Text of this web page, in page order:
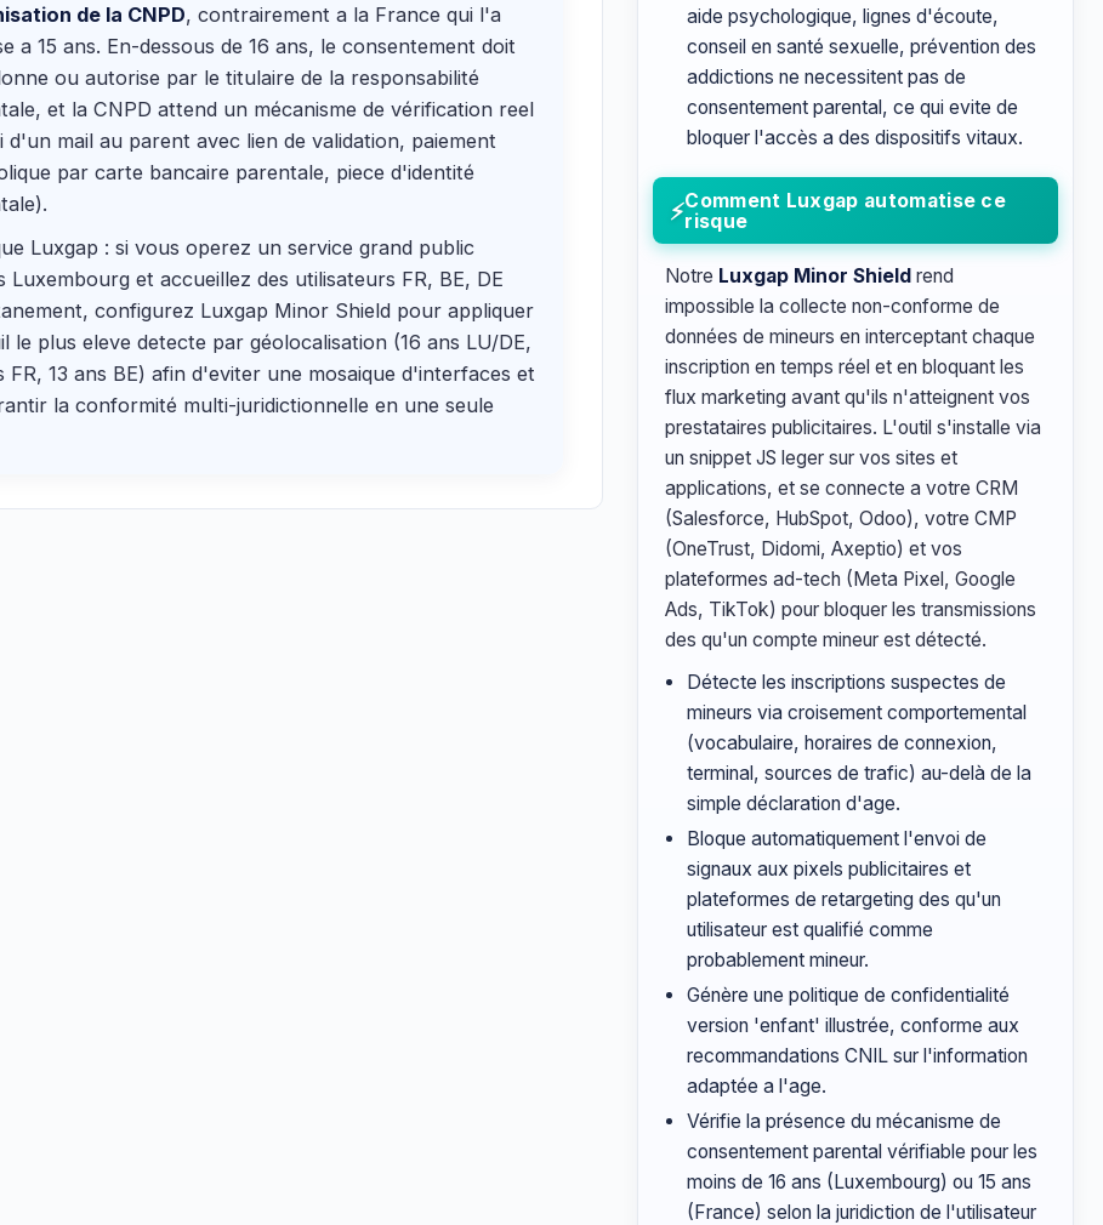
de la CNPD, contrairement a la France qui l'a
a 15 ans. En-dessous de 16 ans, le consentement doit
ou autorise par le titulaire de la responsabilité
et la CNPD attend un mécanisme de vérification reel
d'un mail au parent avec lien de validation, paiement
par carte bancaire parentale, piece d'identité
Luxgap : si vous operez un service grand public
Luxembourg et accueillez des utilisateurs FR, BE, DE
configurez Luxgap Minor Shield pour appliquer
le plus eleve detecte par géolocalisation (16 ans LU/DE,
FR, 13 ans BE) afin d'eviter une mosaique d'interfaces et
la conformité multi-juridictionnelle en une seule
aide psychologique, lignes d'écoute,
conseil en santé sexuelle, prévention des
addictions ne necessitent pas de
consentement parental, ce qui evite de
bloquer l'accès a des dispositifs vitaux.
Comment Luxgap automatise ce
risque
Notre Luxgap Minor Shield rend
impossible la collecte non-conforme de
données de mineurs en interceptant chaque
inscription en temps réel et en bloquant les
flux marketing avant qu'ils n'atteignent vos
prestataires publicitaires. L'outil s'installe via
un snippet JS leger sur vos sites et
applications, et se connecte a votre CRM
(Salesforce, HubSpot, Odoo), votre CMP
(OneTrust, Didomi, Axeptio) et vos
plateformes ad-tech (Meta Pixel, Google
Ads, TikTok) pour bloquer les transmissions
des qu'un compte mineur est détecté.
Détecte les inscriptions suspectes de
mineurs via croisement comportemental
(vocabulaire, horaires de connexion,
terminal, sources de trafic) au-delà de la
simple déclaration d'age.
Bloque automatiquement l'envoi de
signaux aux pixels publicitaires et
plateformes de retargeting des qu'un
utilisateur est qualifié comme
probablement mineur.
Génère une politique de confidentialité
version 'enfant' illustrée, conforme aux
recommandations CNIL sur l'information
adaptée a l'age.
Vérifie la présence du mécanisme de
consentement parental vérifiable pour les
moins de 16 ans (Luxembourg) ou 15 ans
(France) selon la juridiction de l'utilisateur